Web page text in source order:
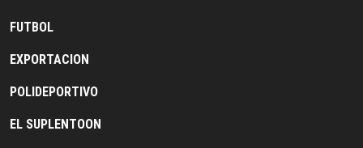
FUTBOL
EXPORTACION
POLIDEPORTIVO
EL SUPLENTOON